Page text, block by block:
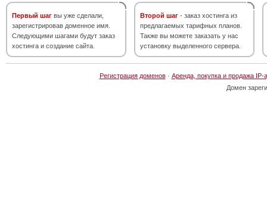
Первый шаг вы уже сделали,
зарегистрировав доменное имя.
Следующими шагами будут заказ
хостинга и создание сайта.
Второй шаг - заказ хостинга из
предлагаемых тарифных планов.
Также вы можете заказать у нас
установку выделенного сервера.
Регистрация доменов· Аренда, покупка и продажа IP-
Домен